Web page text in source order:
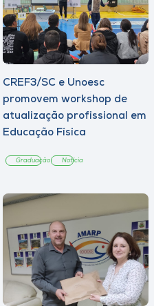
CREF3/SC e Unoesc
promovem workshop de
atualização profissional em
Educação Física
Graduação Notícia